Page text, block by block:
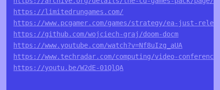
https://limitedrungames.com/
https://www.pcgamer.com/games/strategy/ea-just-
https://github.com/wojciech-graj/doom-docm
https://www.youtube.com/watch?v=Nf8uIzg_aUA
https://www.techradar.com/computing/video-
https://youtu.be/W2dE-01QlQA